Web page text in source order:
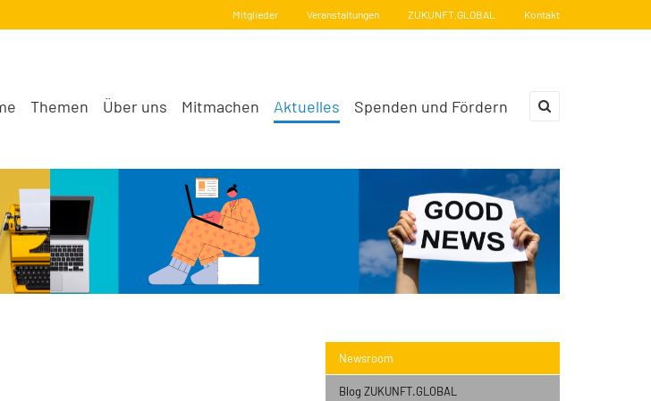
Mitglieder Veranstaltungen ZUKUNFT.GLOBAL Kontakt
Themen Über uns Mitmachen Aktuelles Spenden und Fördern
×
Newsroom
Blog ZUKUNFT.GLOBAL